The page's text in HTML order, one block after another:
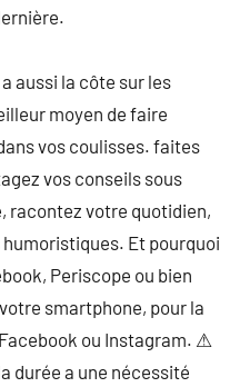
aussi la côte sur les
moyen de faire
vos coulisses. faites
vos conseils sous
racontez votre quotidien,
Et pourquoi
Periscope ou bien
smartphone, pour la
ou Instagram. ⚠
durée a une nécessité